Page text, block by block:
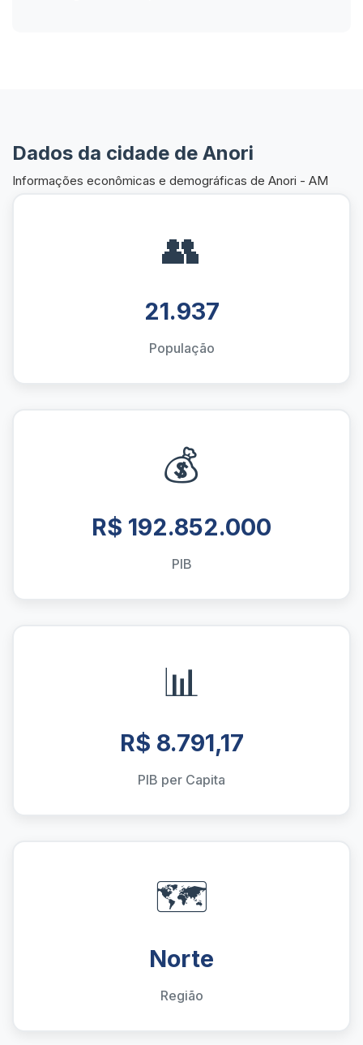
Dados da cidade de Anori
Informações econômicas e demográficas de Anori - AM
👥
21.937
População
💰
R$ 192.852.000
PIB
📊
R$ 8.791,17
PIB per Capita
🗺️
Norte
Região